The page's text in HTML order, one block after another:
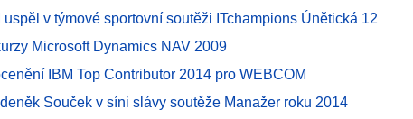
uspěl v týmové sportovní soutěži ITchampions Únětická 12
Microsoft Dynamics NAV 2009
IBM Top Contributor 2014 pro WEBCOM
Souček v síni slávy soutěže Manažer roku 2014